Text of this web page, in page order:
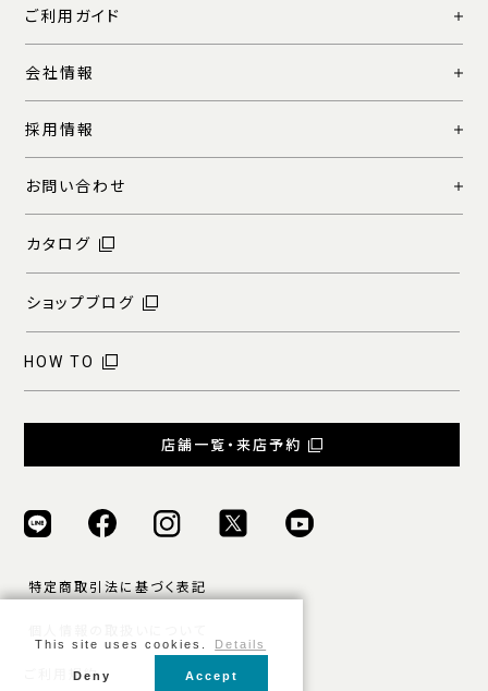
ご利用ガイド
会社情報
採用情報
お問い合わせ
カタログ
ショップブログ
HOW TO
店舗一覧・来店予約
特定商取引法に基づく表記
ご利用規約
This site uses cookies. Details
Deny Accept